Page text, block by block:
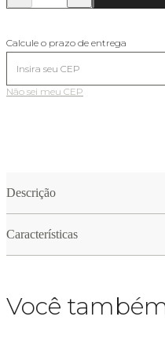
Calcule o prazo de entrega
Não sei meu CEP
Descrição
Características
Você